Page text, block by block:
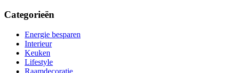
Categorieën
Energie besparen
Interieur
Keuken
Lifestyle